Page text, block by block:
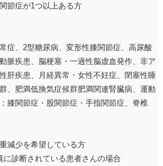
節症が1つ以上ある方
症、2型糖尿病、変形性膝関節症、高尿酸
脈疾患、脳梗塞・一過性脳虚血発作、非ア
肝疾患、月経異常・女性不妊症、閉塞性睡
、肥満低換気症候群肥満関連腎臓病、運動
膝関節症・股関節症・手指関節症、脊椎
減少を希望している方
に診断されている患者さんの場合